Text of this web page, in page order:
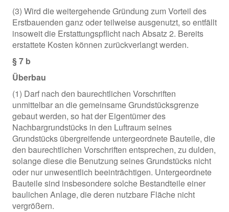
(3) Wird die weitergehende Gründung zum Vorteil des
Erstbauenden ganz oder teilweise ausgenutzt, so entfällt
insoweit die Erstattungspflicht nach Absatz 2. Bereits
erstattete Kosten können zurückverlangt werden.
§ 7 b
Überbau
(1) Darf nach den baurechtlichen Vorschriften
unmittelbar an die gemeinsame Grundstücksgrenze
gebaut werden, so hat der Eigentümer des
Nachbargrundstücks in den Luftraum seines
Grundstücks übergreifende untergeordnete Bauteile, die
den baurechtlichen Vorschriften entsprechen, zu dulden,
solange diese die Benutzung seines Grundstücks nicht
oder nur unwesentlich beeinträchtigen. Untergeordnete
Bauteile sind insbesondere solche Bestandteile einer
baulichen Anlage, die deren nutzbare Fläche nicht
vergrößern.